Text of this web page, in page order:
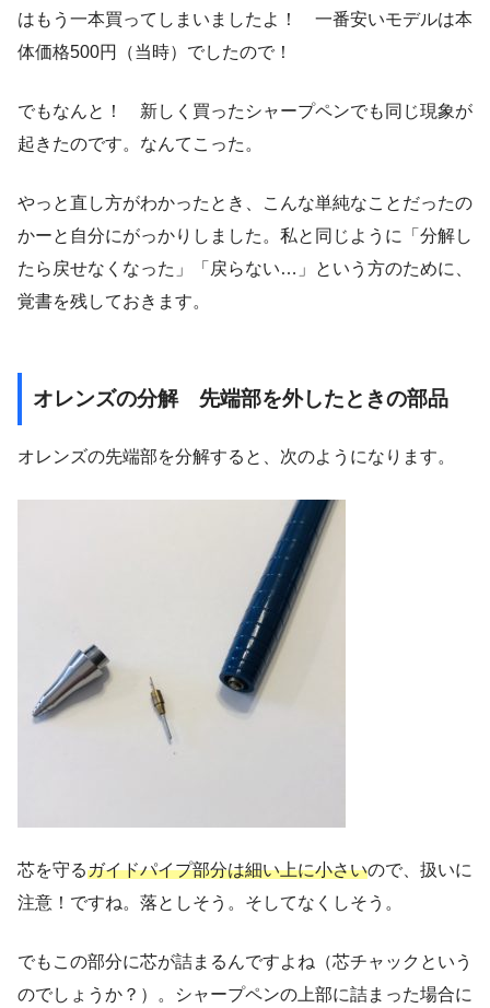
はもう一本買ってしまいましたよ！ 一番安いモデルは本
体価格500円（当時）でしたので！
でもなんと！ 新しく買ったシャープペンでも同じ現象が
起きたのです。なんてこった。
やっと直し方がわかったとき、こんな単純なことだったの
かーと自分にがっかりしました。私と同じように「分解し
たら戻せなくなった」「戻らない…」という方のために、
覚書を残しておきます。
オレンズの分解 先端部を外したときの部品
オレンズの先端部を分解すると、次のようになります。
芯を守るガイドパイプ部分は細い上に小さいので、扱いに
注意！ですね。落としそう。そしてなくしそう。
でもこの部分に芯が詰まるんですよね（芯チャックという
のでしょうか？）。シャープペンの上部に詰まった場合に